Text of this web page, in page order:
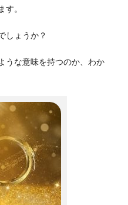
す。
しょうか？
うな意味を持つのか、わか